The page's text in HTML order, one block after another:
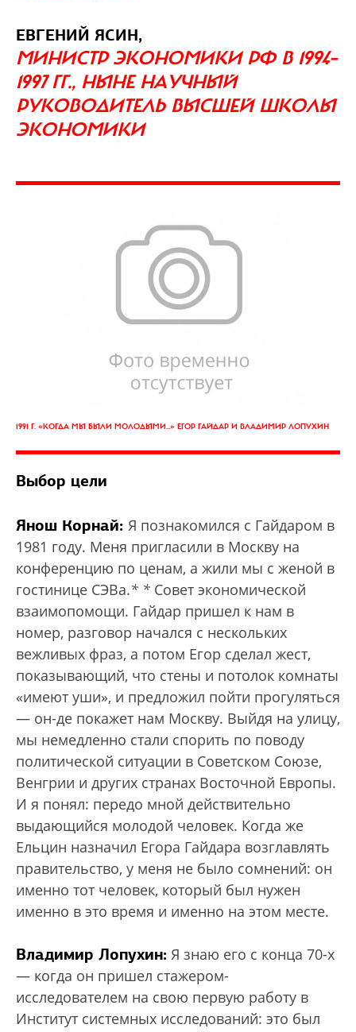
ЕВГЕНИЙ ЯСИН,
МИНИСТР ЭКОНОМИКИ РФ В 1994–
1997 ГГ., НЫНЕ НАУЧНЫЙ
РУКОВОДИТЕЛЬ ВЫСШЕЙ ШКОЛЫ
ЭКОНОМИКИ
1991 Г. «КОГДА МЫ БЫЛИ МОЛОДЫМИ…» ЕГОР ГАЙДАР И ВЛАДИМИР ЛОПУХИН
Выбор цели
Янош Корнай: Я познакомился с Гайдаром в
1981 году. Меня пригласили в Москву на
конференцию по ценам, а жили мы с женой в
гостинице СЭВа.* * Совет экономической
взаимопомощи. Гайдар пришел к нам в
номер, разговор начался с нескольких
вежливых фраз, а потом Егор сделал жест,
показывающий, что стены и потолок комнаты
«имеют уши», и предложил пойти прогуляться
— он-де покажет нам Москву. Выйдя на улицу,
мы немедленно стали спорить по поводу
политической ситуации в Советском Союзе,
Венгрии и других странах Восточной Европы.
И я понял: передо мной действительно
выдающийся молодой человек. Когда же
Ельцин назначил Егора Гайдара возглавлять
правительство, у меня не было сомнений: он
именно тот человек, который был нужен
именно в это время и именно на этом месте.
Владимир Лопухин: Я знаю его с конца 70-х
— когда он пришел стажером-
исследователем на свою первую работу в
Институт системных исследований: это был